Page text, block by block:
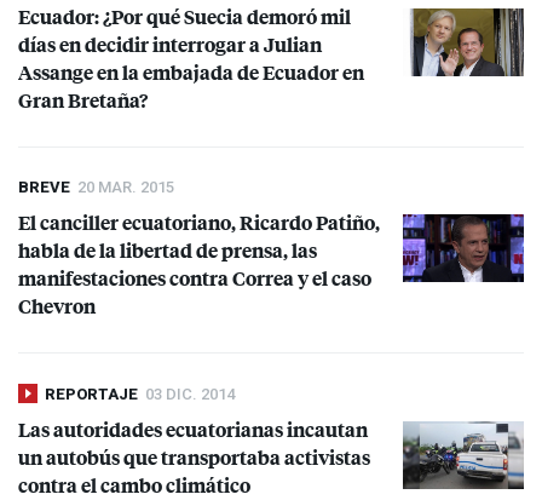
Ecuador: ¿Por qué Suecia demoró mil
días en decidir interrogar a Julian
Assange en la embajada de Ecuador en
Gran Bretaña?
BREVE 20 MAR. 2015
El canciller ecuatoriano, Ricardo Patiño,
habla de la libertad de prensa, las
manifestaciones contra Correa y el caso
Chevron
REPORTAJE 03 DIC. 2014
Las autoridades ecuatorianas incautan
un autobús que transportaba activistas
contra el cambo climático